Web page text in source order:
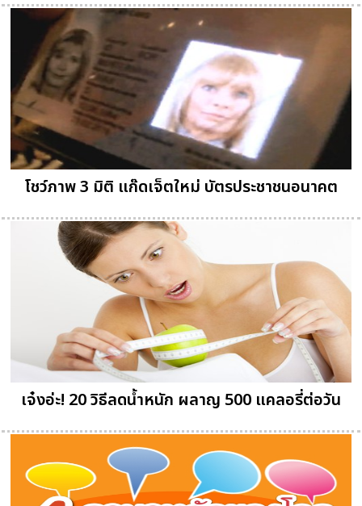
โชว์ภาพ 3 มิติ แก๊ดเจ็ตใหม่ บัตรประชาชนอนาคต
เจ๋งอ่ะ! 20 วิธีลดน้ำหนัก ผลาญ 500 แคลอรี่ต่อวัน